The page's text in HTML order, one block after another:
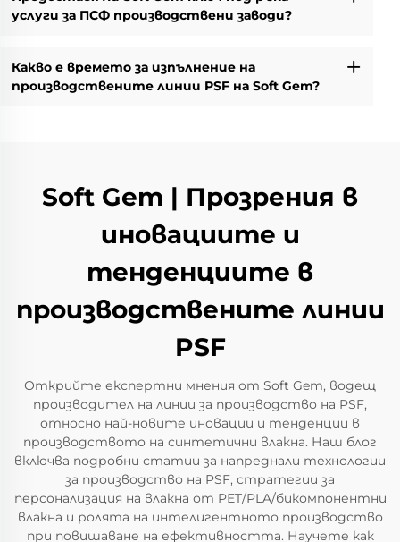
услуги за ПСФ производствени заводи?
Какво е времето за изпълнение на
производствените линии PSF на Soft Gem?
Soft Gem | Прозрения в
иновациите и
тенденциите в
производствените линии
PSF
Открийте експертни мнения от Soft Gem, водещ
производител на линии за производство на PSF,
относно най-новите иновации и тенденции в
производството на синтетични влакна. Наш блог
включва подробни статии за напреднали технологии
за производство на PSF, стратегии за
персонализация на влакна от PET/PLA/бикомпонентни
влакна и ролята на интелигентното производство
при повишаване на ефективността. Научете как